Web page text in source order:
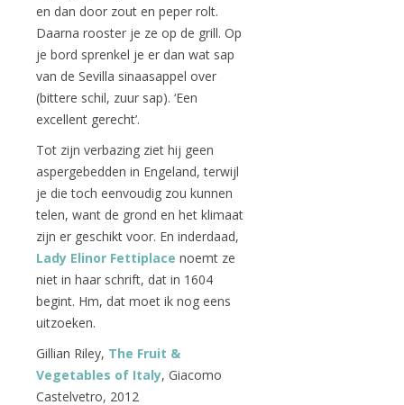
en dan door zout en peper rolt.
Daarna rooster je ze op de grill. Op
je bord sprenkel je er dan wat sap
van de Sevilla sinaasappel over
(bittere schil, zuur sap). ‘Een
excellent gerecht’.
Tot zijn verbazing ziet hij geen
aspergebedden in Engeland, terwijl
je die toch eenvoudig zou kunnen
telen, want de grond en het klimaat
zijn er geschikt voor. En inderdaad,
Lady Elinor Fettiplace noemt ze
niet in haar schrift, dat in 1604
begint. Hm, dat moet ik nog eens
uitzoeken.
Gillian Riley, The Fruit &
Vegetables of Italy, Giacomo
Castelvetro, 2012